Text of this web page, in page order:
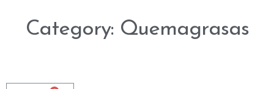
Category: Quemagrasas